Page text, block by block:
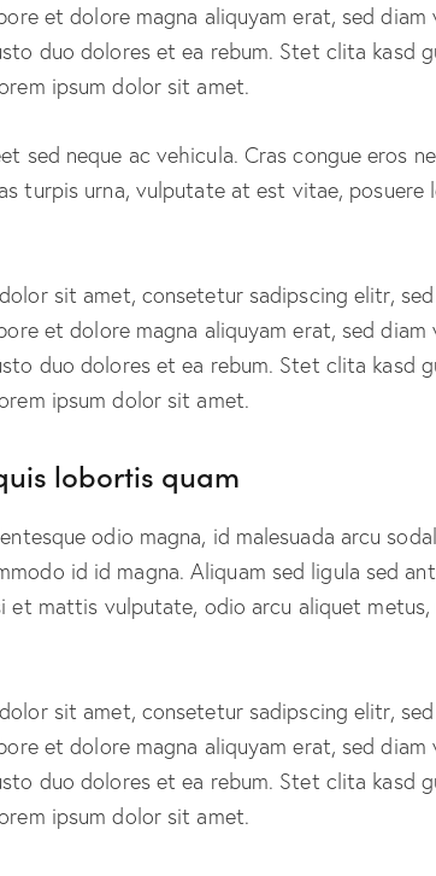
et dolore magna aliquyam erat, sed
duo dolores et ea rebum. Stet clita kasd
ipsum dolor sit amet.
sed neque ac vehicula. Cras congue eros
turpis urna, vulputate at est vitae, posuere
sit amet, consetetur sadipscing elitr,
et dolore magna aliquyam erat, sed
duo dolores et ea rebum. Stet clita kasd
ipsum dolor sit amet.
lobortis quam
odio magna, id malesuada arcu
id id magna. Aliquam sed ligula sed
et mattis vulputate, odio arcu aliquet metus,
sit amet, consetetur sadipscing elitr,
et dolore magna aliquyam erat, sed
duo dolores et ea rebum. Stet clita kasd
ipsum dolor sit amet.